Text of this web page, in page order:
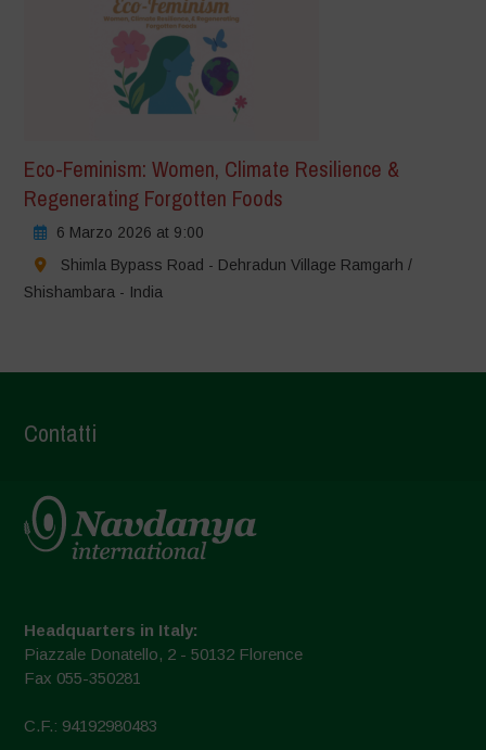
Eco-Feminism: Women, Climate Resilience &
Regenerating Forgotten Foods
6 Marzo 2026 at 9:00
Shimla Bypass Road - Dehradun Village Ramgarh /
Shishambara - India
Contatti
Headquarters in Italy:
Piazzale Donatello, 2 - 50132 Florence
Fax 055-350281
C.F.: 94192980483